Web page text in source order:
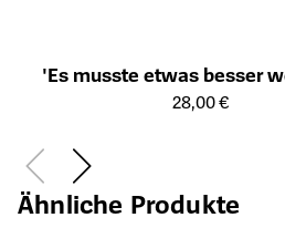
'Es musste etwas besser
Öffnet die Detailseite des Produkts
28,00 €
Ähnliche Produkte